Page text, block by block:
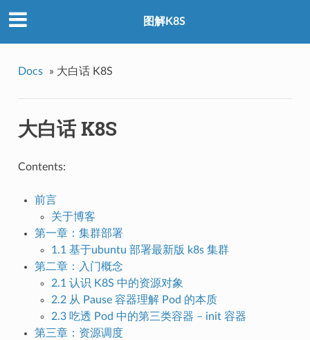
图解K8S
Docs » 大白话 K8S
大白话 K8S
Contents:
前言
关于博客
第一章：集群部署
1.1 基于ubuntu 部署最新版 k8s 集群
第二章：入门概念
2.1 认识 K8S 中的资源对象
2.2 从 Pause 容器理解 Pod 的本质
2.3 吃透 Pod 中的第三类容器 – init 容器
第三章：资源调度